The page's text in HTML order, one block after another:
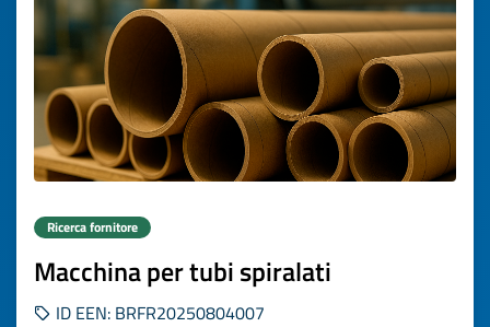
Ricerca fornitore
Macchina per tubi spiralati
ID EEN: BRFR20250804007